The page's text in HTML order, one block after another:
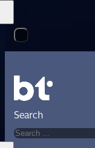
Search